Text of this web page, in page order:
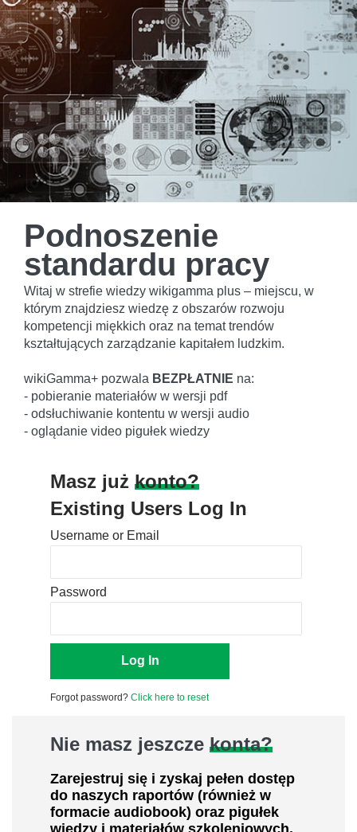
Podnoszenie
standardu pracy
Witaj w strefie wiedzy wikigamma plus – miejscu, w
którym znajdziesz wiedzę z obszarów rozwoju
kompetencji miękkich oraz na temat trendów
kształtujących zarządzanie kapitałem ludzkim.
wikiGamma+ pozwala BEZPŁATNIE na:
- pobieranie materiałów w wersji pdf
- odsłuchiwanie kontentu w wersji audio
- oglądanie video pigułek wiedzy
Masz już konto?
Existing Users Log In
Username or Email
Password
Forgot password? Click here to reset
Nie masz jeszcze konta?
Zarejestruj się i zyskaj pełen dostęp
do naszych raportów (również w
formacie audiobook) oraz pigułek
wiedzy i materiałów szkoleniowych.